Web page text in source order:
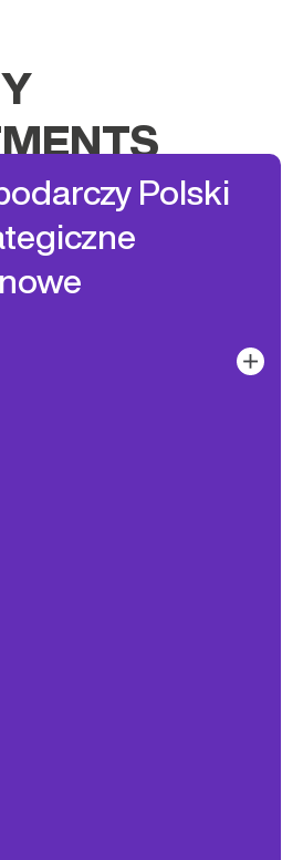
Polski